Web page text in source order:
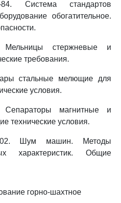
Система стандартов
обогатительное.
стержневые и
требования.
стальные мелющие для
условия.
магнитные и
технические условия.
Шум машин. Методы
характеристик. Общие
горно-шахтное